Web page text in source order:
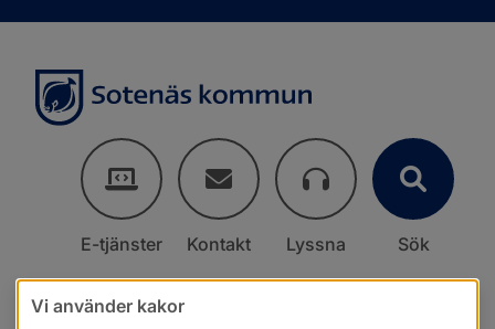
E-tjänster Kontakt Lyssna Sök
Vi använder kakor